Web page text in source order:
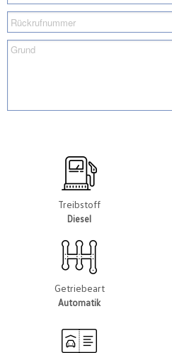
Treibstoff
Diesel
Getriebeart
Automatik